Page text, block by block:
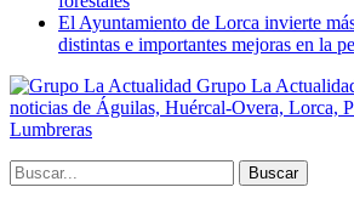
El Ayuntamiento de Lorca invierte
distintas e importantes mejoras en la
Grupo La
noticias de Águilas, Huércal-Overa, Lorca,
Lumbreras